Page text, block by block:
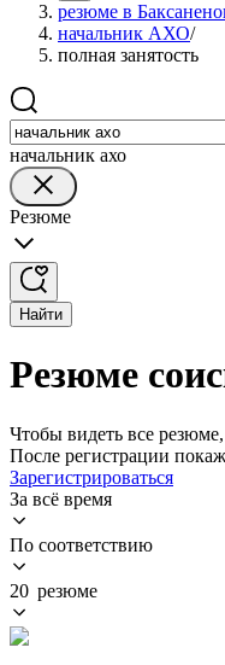
резюме в
начальник АХО/
полная занятость
начальник ахо
Резюме
Найти
Резюме
Чтобы видеть все резюме,
После регистрации
Зарегистрироваться
За всё время
По соответствию
20 резюме